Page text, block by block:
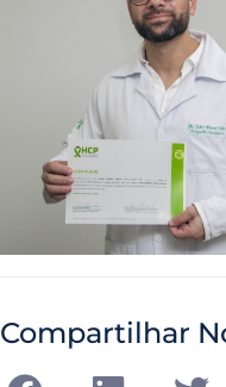
Compartilhar